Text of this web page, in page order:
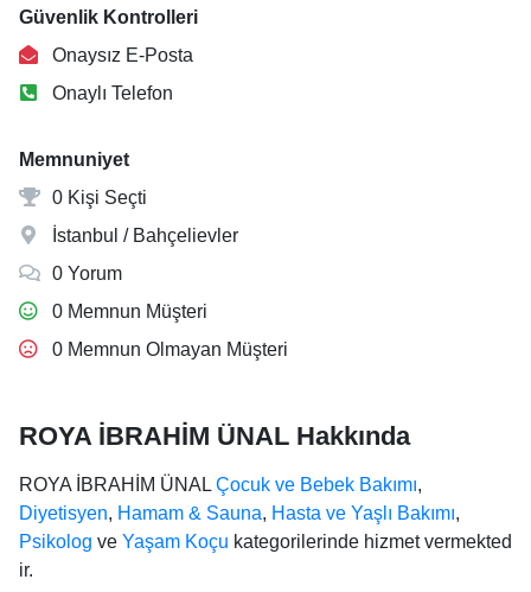
Güvenlik Kontrolleri
Onaysız E-Posta
Onaylı Telefon
Memnuniyet
0 Kişi Seçti
İstanbul / Bahçelievler
0 Yorum
0 Memnun Müşteri
0 Memnun Olmayan Müşteri
ROYA İBRAHİM ÜNAL Hakkında
ROYA İBRAHİM ÜNAL Çocuk ve Bebek Bakımı,
Diyetisyen, Hamam & Sauna, Hasta ve Yaşlı Bakımı,
Psikolog ve Yaşam Koçu kategorilerinde hizmet vermekted
ir.